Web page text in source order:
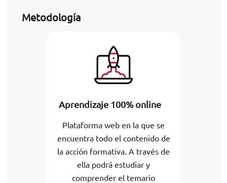
Metodología
Aprendizaje 100% online
Plataforma web en la que se
encuentra todo el contenido de
la acción formativa. A través de
ella podrá estudiar y
comprender el temario